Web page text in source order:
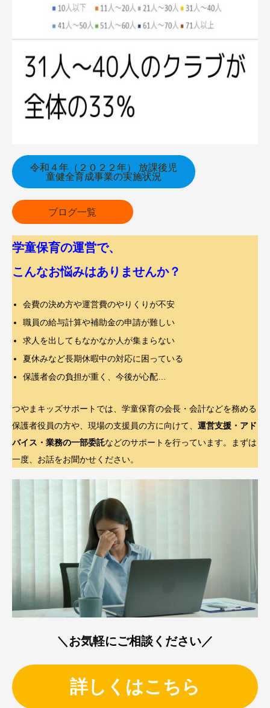
令和４年（２０２２年） 放課後児
童健全育成事業の実施状況
ブログ一覧
学童保育の運営で、
こんなお悩みはありませんか？
会費の決め方や運営費のやりくりが不安
職員の給与計算や補助金の申請が難しい
求人を出してもなかなか人が集まらない
夏休みなど長期休暇中の対応に困っている
保護者会の負担が重く、今後が心配…
つやまキッズサポートでは、学童保育の会長・会計などを務める
保護者役員の方や、現場の支援員の方に向けて、 運営支援・アド
バイス・業務の一部委託などのサポートを行っています。まずは
一度、お話をお聞かせください。
＼お気軽にご相談ください／
詳しくはこちら